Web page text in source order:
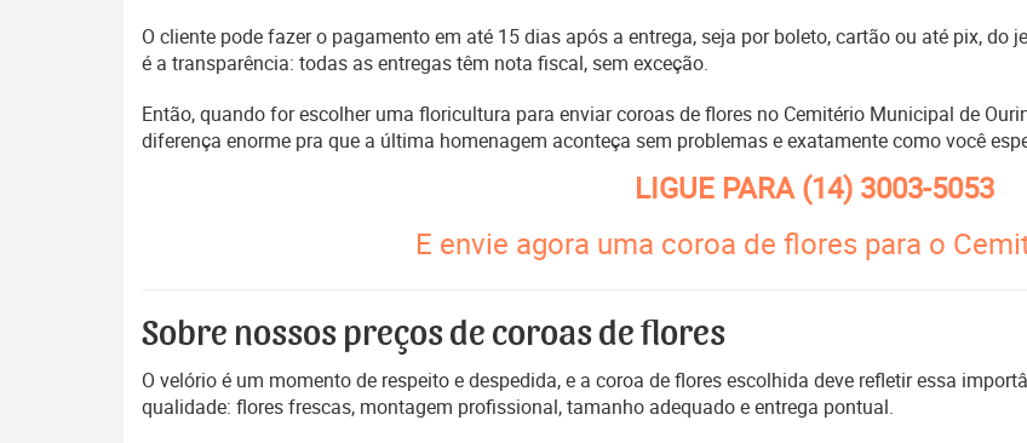
O cliente pode fazer o pagamento em até 15 dias após a entrega, seja por boleto, cartão ou até pix, do
é a transparência: todas as entregas têm nota fiscal, sem exceção.
Então, quando for escolher uma floricultura para enviar coroas de flores no Cemitério Municipal de
diferença enorme pra que a última homenagem aconteça sem problemas e exatamente como você
LIGUE PARA(14) 3003-5053
E envie agora uma coroa de flores para o
Sobre nossos preços de coroas de flores
O velório é um momento de respeito e despedida, e a coroa de flores escolhida deve refletir essa
qualidade: flores frescas, montagem profissional, tamanho adequado e entrega pontual.